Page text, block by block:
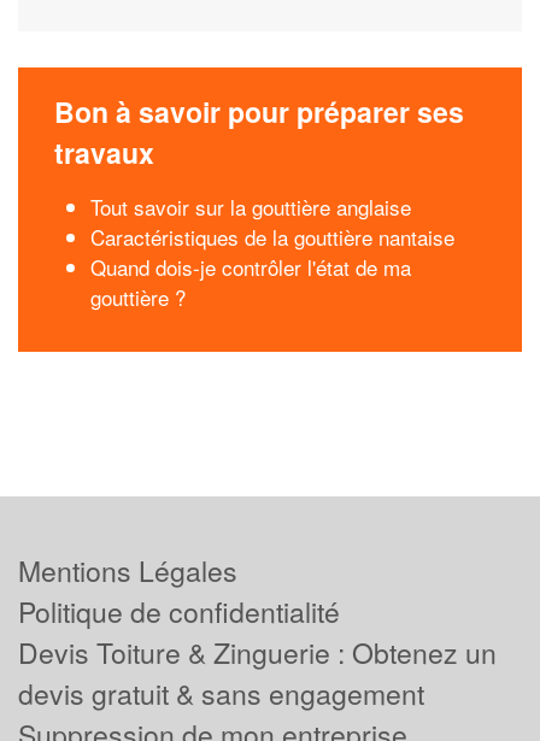
Bon à savoir pour préparer ses
travaux
Tout savoir sur la gouttière anglaise
Caractéristiques de la gouttière nantaise
Quand dois-je contrôler l'état de ma
gouttière ?
Mentions Légales
Politique de confidentialité
Devis Toiture & Zinguerie : Obtenez un
devis gratuit & sans engagement